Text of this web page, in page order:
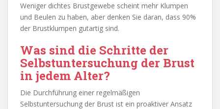
Weniger dichtes Brustgewebe scheint mehr Klumpen
und Beulen zu haben, aber denken Sie daran, dass 90%
der Brustklumpen gutartig sind.
Was sind die Schritte der
Selbstuntersuchung der Brust
in jedem Alter?
Die Durchführung einer regelmäßigen
Selbstuntersuchung der Brust ist ein proaktiver Ansatz